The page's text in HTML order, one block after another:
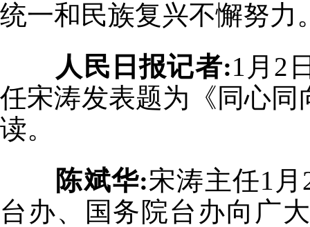
统一和民族复兴不懈努力
人民日报记者:1月2
任宋涛发表题为《同心
读。
陈斌华:宋涛主任1
台办、国务院台办向广